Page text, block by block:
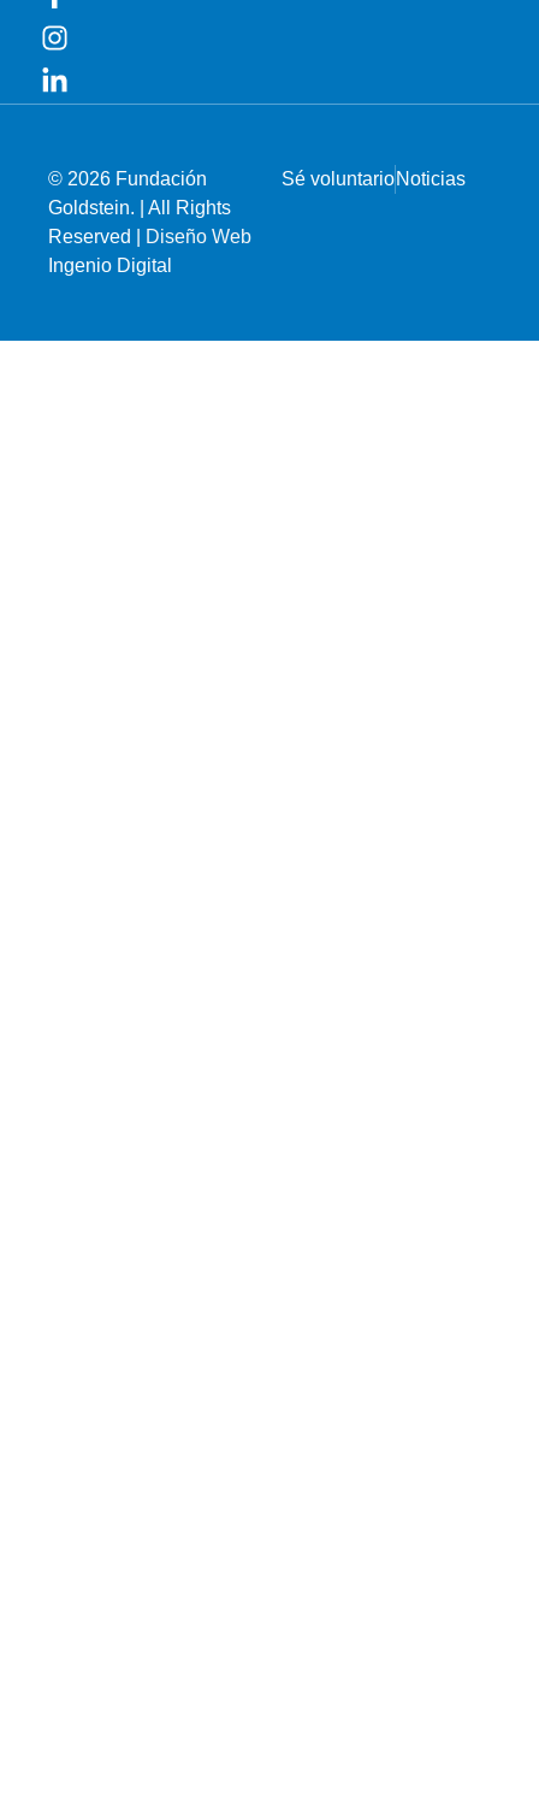
© 2026 Fundación
Goldstein. | All Rights
Reserved |
Diseño Web
Ingenio Digital
Sé voluntarioNoticias